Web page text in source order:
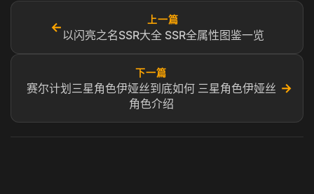
←
上一篇
以闪亮之名SSR大全 SSR全属性图鉴一览
下一篇
赛尔计划三星角色伊娅丝到底如何 三星角色伊娅丝
角色介绍
→